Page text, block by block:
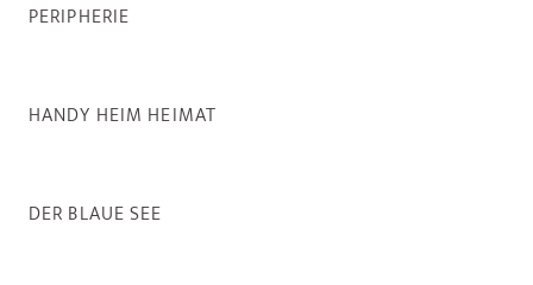
PERIPHERIE
HANDY HEIM HEIMAT
DER BLAUE SEE